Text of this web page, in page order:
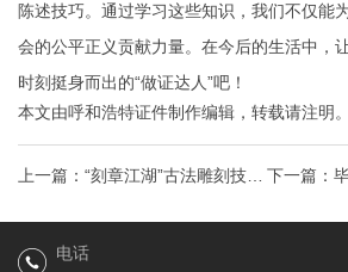
陈述技巧。通过学习这些知识，我们不仅能
会的公平正义贡献力量。在今后的生活中，
时刻挺身而出的“做证达人”吧！
本文由呼和浩特证件制作编辑，转载请注明。
上一篇： “刻章江湖”古法雕刻技艺
与现代需求的完美融合
下一篇：
认证的奥
电话